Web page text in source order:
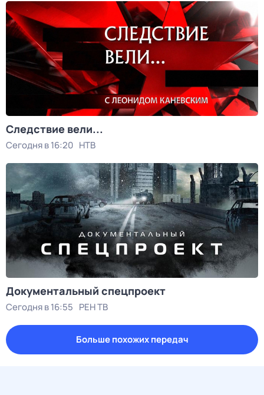
Следствие вели...
Сегодня в 16:20 НТВ
Документальный спецпроект
Сегодня в 16:55 РЕН ТВ
Больше похожих передач